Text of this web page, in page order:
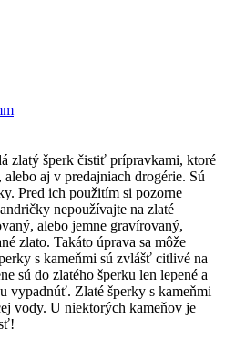
zlatý šperk čistiť prípravkami, ktoré
aj v predajniach drogérie. Sú
Pred ich použitím si pozorne
nepoužívajte na zlaté
alebo jemne gravírovaný,
zlato. Takáto úprava sa môže
s kameňmi sú zvlášť citlivé na
sú do zlatého šperku len lepené a
vypadnúť. Zlaté šperky s kameňmi
vody. U niektorých kameňov je